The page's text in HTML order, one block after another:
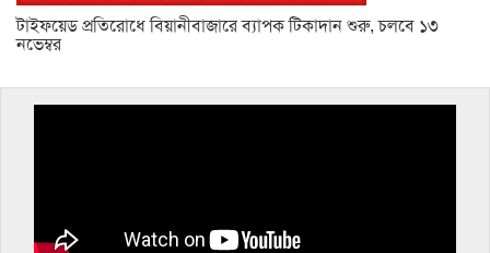
টাইফয়েড প্রতিরোধে বিয়ানীবাজারে ব্যাপক টিকাদান শুরু, চলবে ১৩
নভেম্বর